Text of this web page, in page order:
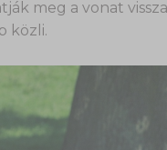
meg a vonat
közli.